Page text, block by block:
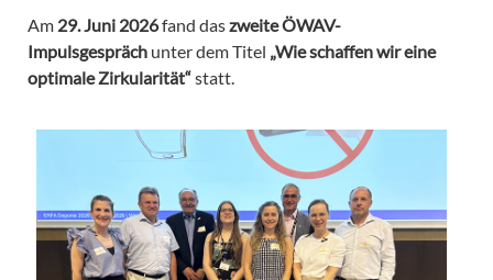
Am 29. Juni 2026fand daszweite ÖWAV-
Impulsgespräch unter dem Titel „Wie schaffen wir eine
optimale Zirkularität“statt.